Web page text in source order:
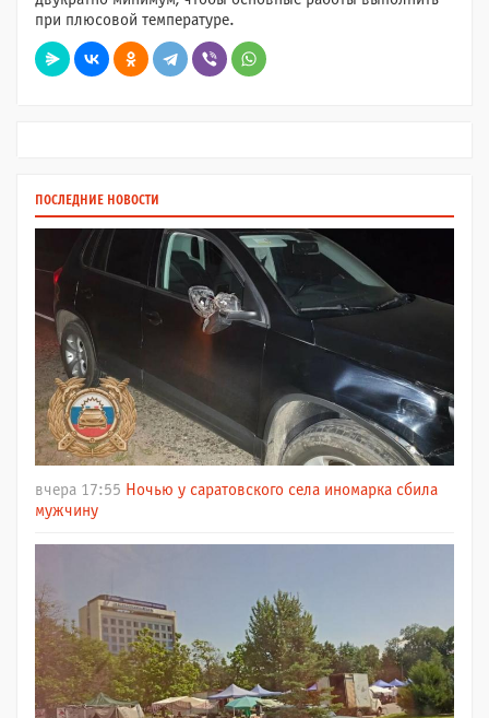
при плюсовой температуре.
ПОСЛЕДНИЕ НОВОСТИ
вчера 17:55 Ночью у саратовского села иномарка сбила
мужчину